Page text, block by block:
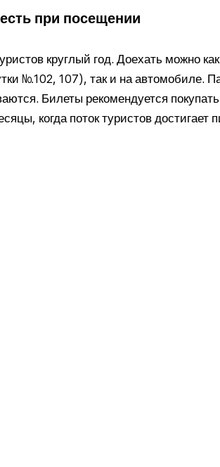
при посещении
круглый год. Доехать можно
№102, 107), так и на автомобиле.
Билеты рекомендуется
когда поток туристов достигает